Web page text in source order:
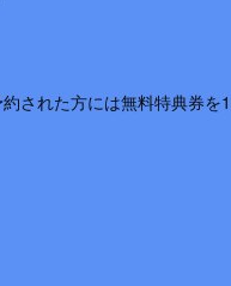
された方には無料特典券を